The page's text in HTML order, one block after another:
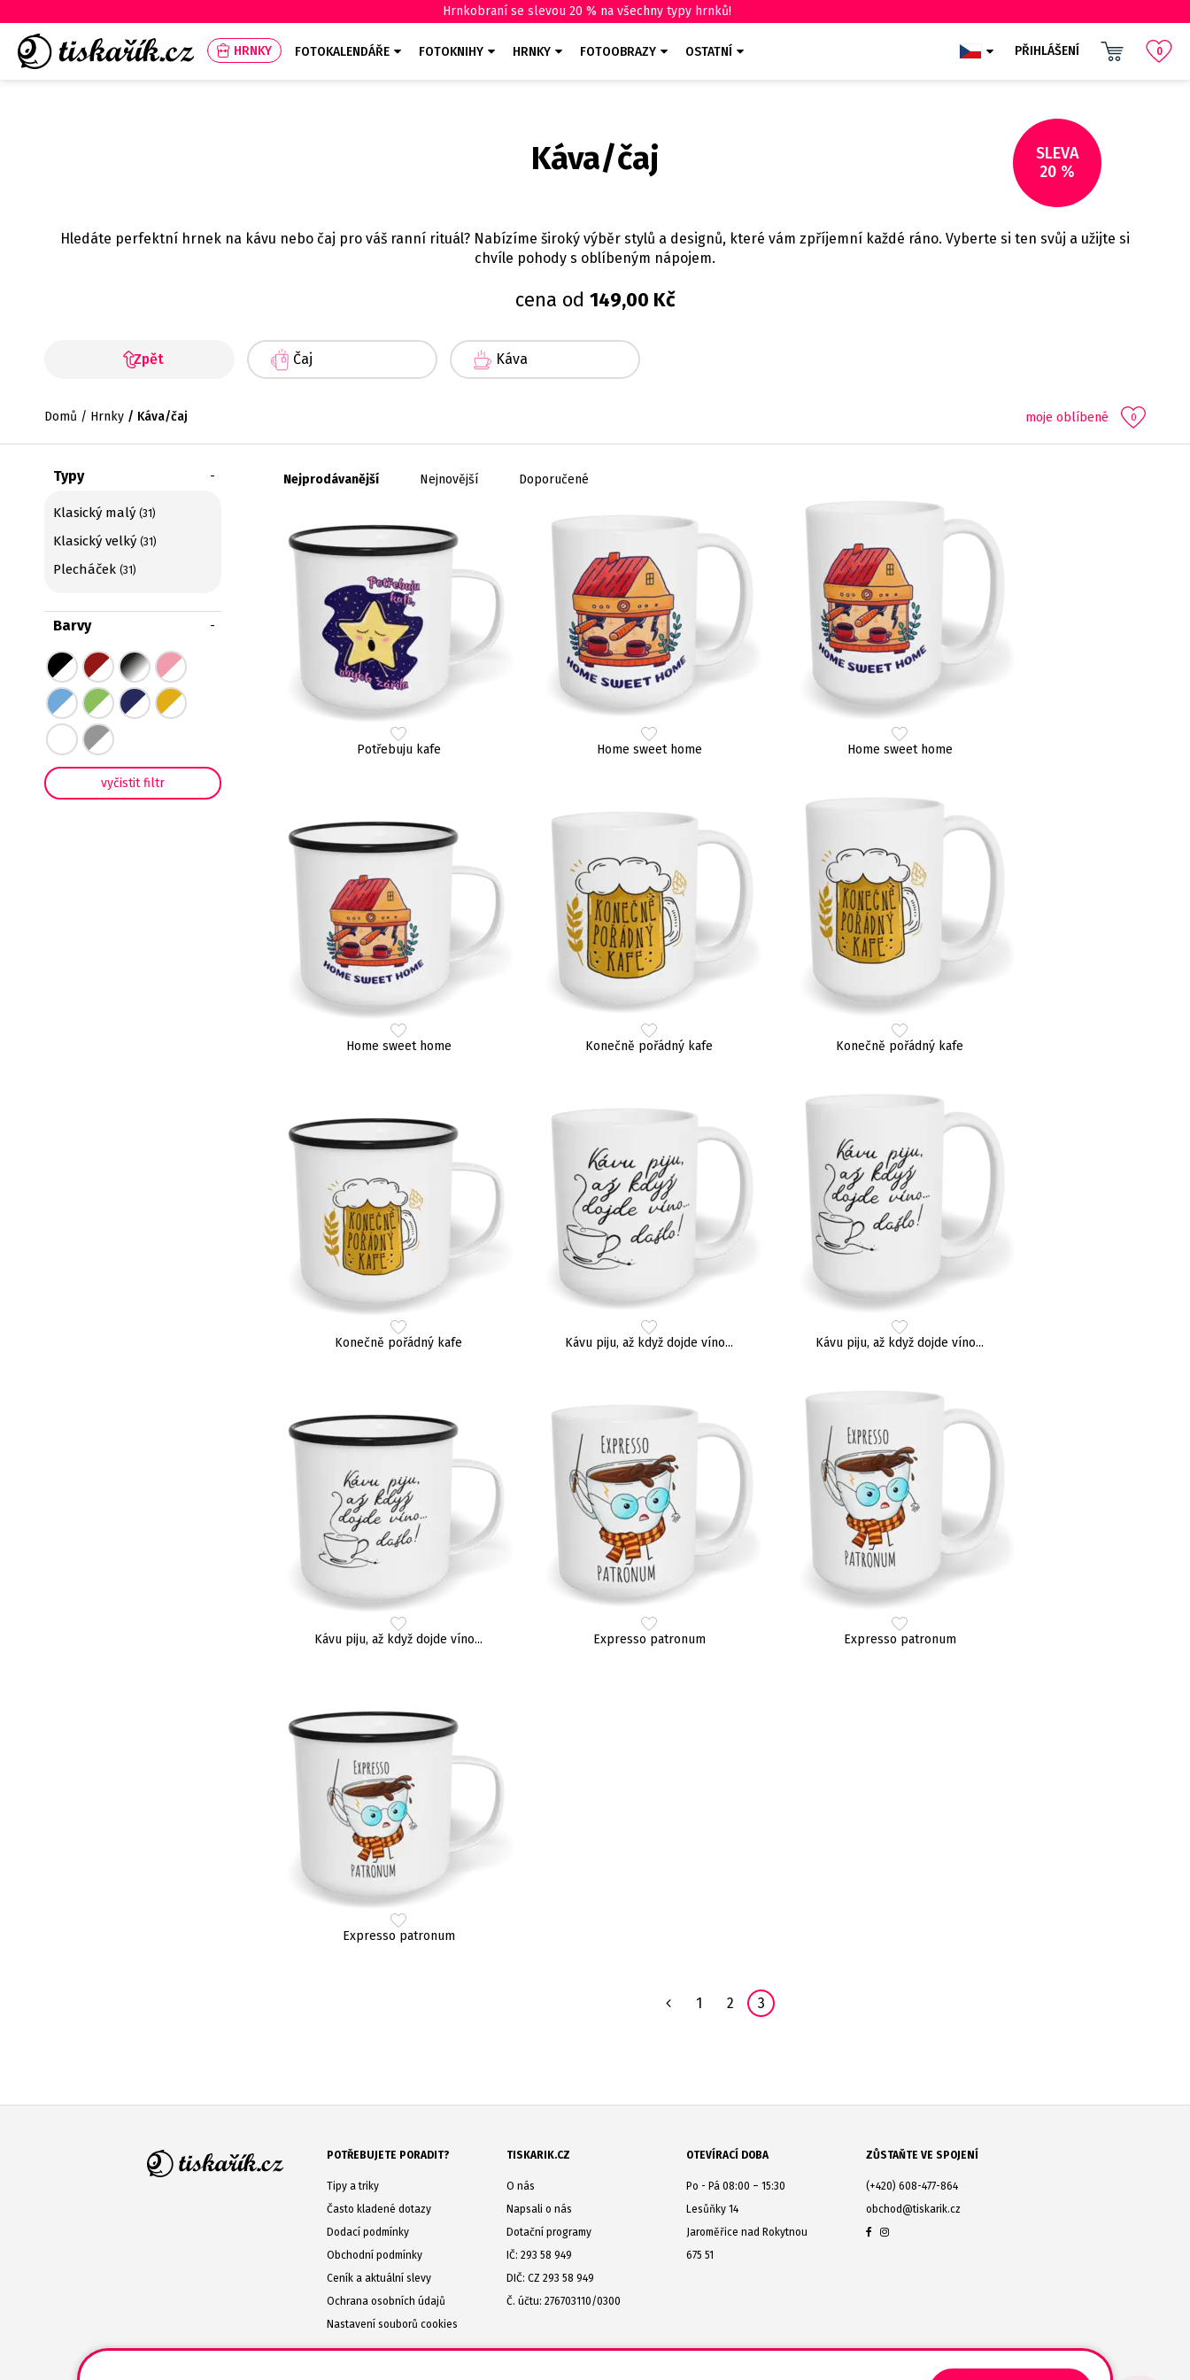
Hrnkobraní se slevou 20 % na všechny typy hrnků!
HRNKY FOTOKALENDÁŘE FOTOKNIHY HRNKY FOTOOBRAZY OSTATNÍ PŘIHLÁŠENÍ 0
Káva/čaj
SLEVA
20 %
Hledáte perfektní hrnek na kávu nebo čaj pro váš ranní rituál? Nabízíme široký výběr stylů a designů, které vám zpříjemní každé ráno. Vyberte si ten svůj a užijte si
chvíle pohody s oblíbeným nápojem.
cena od 149,00 Kč
Zpět Čaj Káva
0
moje oblíbené
Domů Hrnky Káva/čaj
Typy
Klasický malý 31
Klasický velký 31
Plecháček 31
Barvy
Nejprodávanější Nejnovější Doporučené
Potřebuju kafe Home sweet home Home sweet home
Home sweet home Konečně pořádný kafe Konečně pořádný kafe
Konečně pořádný kafe Kávu piju, až když dojde víno... Kávu piju, až když dojde víno...
Kávu piju, až když dojde víno... Expresso patronum Expresso patronum
Expresso patronum
1 2 3
POTŘEBUJETE PORADIT?
Tipy a triky
Často kladené dotazy
Dodací podmínky
Obchodní podmínky
Ceník a aktuální slevy
Ochrana osobních údajů
Nastavení souborů cookies
TISKARIK.CZ
O nás
Napsali o nás
Dotační programy
IČ: 293 58 949
DIČ: CZ 293 58 949
Č. účtu: 276703110/0300
OTEVÍRACÍ DOBA
Po - Pá 08:00 – 15:30
Lesůňky 14
Jaroměřice nad Rokytnou
675 51
ZŮSTAŇTE VE SPOJENÍ
(+420) 608-477-864
obchod@tiskarik.cz